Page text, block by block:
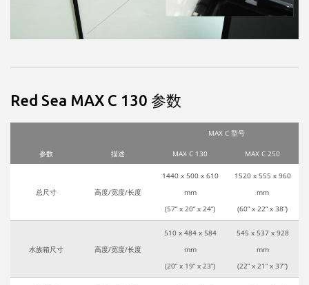
Red Sea MAX C 130 参数
MAX C 型号
参数 描述 MAX C 130 MAX C 250
总尺寸 高度/宽度/长度
1440 x 500 x 610
mm
(57” x 20” x 24”)
1520 x 555 x 960
mm
(60” x 22” x 38”)
水族箱尺寸 高度/宽度/长度
510 x 484 x 584
mm
(20” x 19” x 23”)
545 x 537 x 928
mm
(22” x 21” x 37”)